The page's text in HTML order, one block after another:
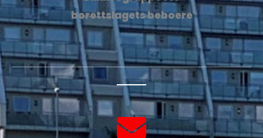
borettslagets beboere